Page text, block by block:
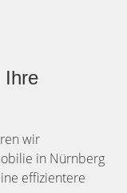
Ihre
wir
in Nürnberg
effizientere